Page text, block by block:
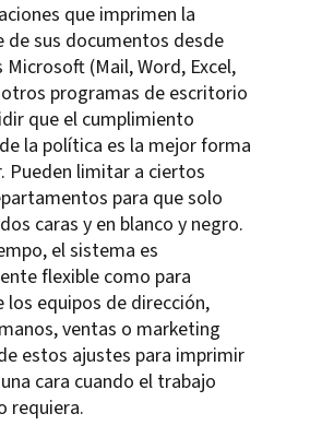
que imprimen la
de sus documentos desde
Microsoft (Mail, Word, Excel,
otros programas de escritorio
que el cumplimiento
la política es la mejor forma
Pueden limitar a ciertos
para que solo
caras y en blanco y negro.
el sistema es
flexible como para
los equipos de dirección,
ventas o marketing
estos ajustes para imprimir
cara cuando el trabajo
requiera.